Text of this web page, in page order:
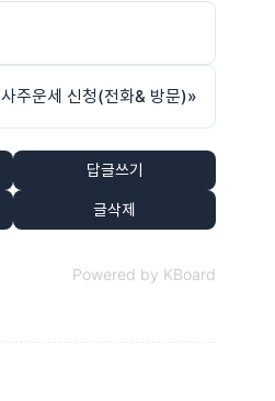
사주운세 신청(전화& 방문)»
답글쓰기
글삭제
Powered by KBoard